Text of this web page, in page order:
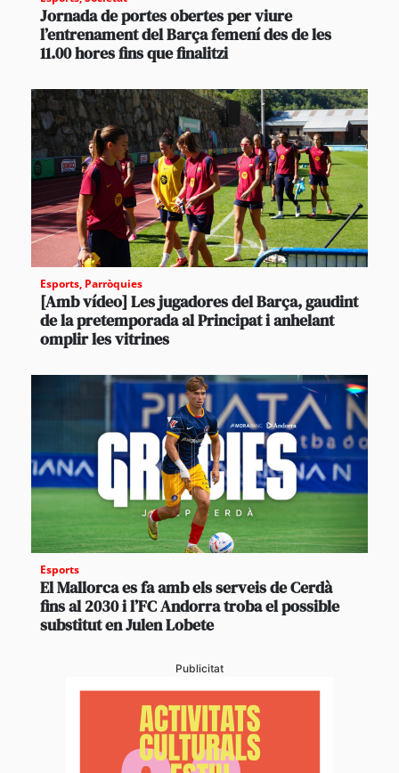
Jornada de portes obertes per viure
l’entrenament del Barça femení des de les
11.00 hores fins que finalitzi
Esports, Parròquies
[Amb vídeo] Les jugadores del Barça, gaudint
de la pretemporada al Principat i anhelant
omplir les vitrines
Esports
El Mallorca es fa amb els serveis de Cerdà
fins al 2030 i l’FC Andorra troba el possible
substitut en Julen Lobete
Publicitat